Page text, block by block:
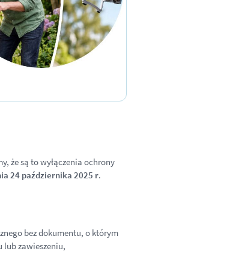
że są to wyłączenia ochrony
24 października 2025 r.
bez dokumentu, o którym
lub zawieszeniu,